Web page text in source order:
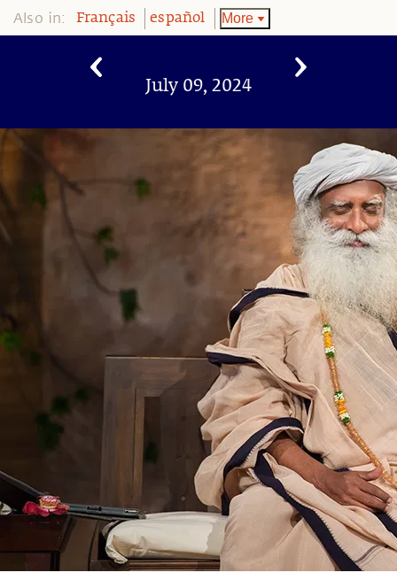
Also in: Français español More
July 09, 2024